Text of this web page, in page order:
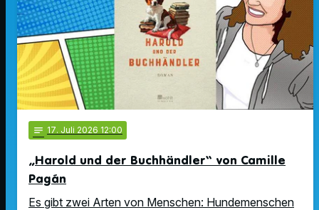
notes 17. Juli 2026 12:00
„Harold und der Buchhändler“ von Camille
Pagán
Es gibt zwei Arten von Menschen: Hundemenschen